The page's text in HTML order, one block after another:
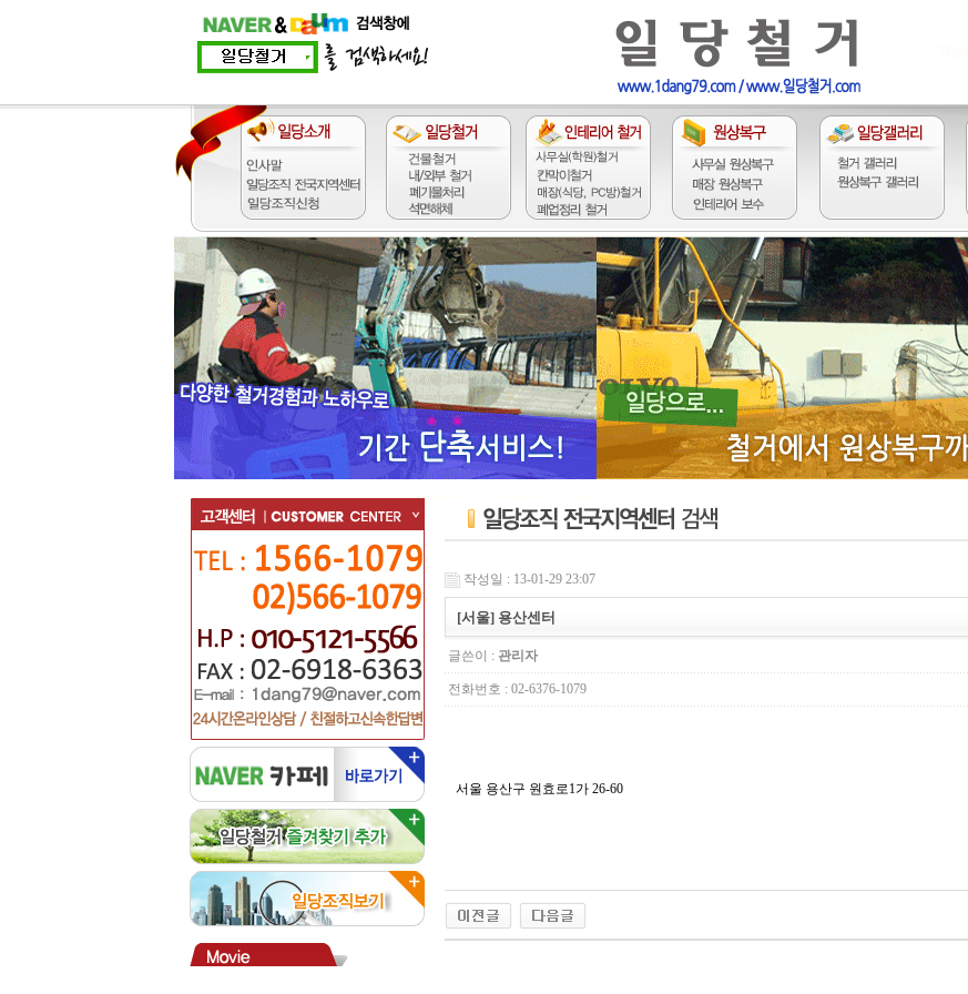
작성일 : 13-01-29 23:07
[서울] 용산센터
글쓴이 : 관리자
전화번호 : 02-6376-1079
서울 용산구 원효로1가 26-60